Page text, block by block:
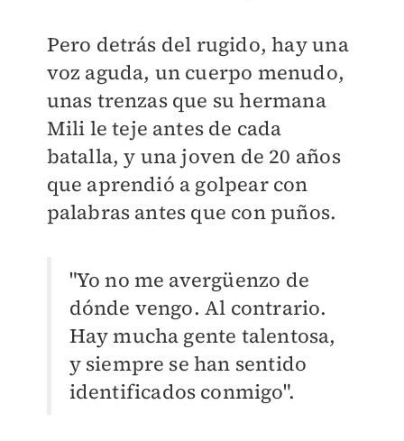
Pero detrás del rugido, hay una
voz aguda, un cuerpo menudo,
unas trenzas que su hermana
Mili le teje antes de cada
batalla, y una joven de 20 años
que aprendió a golpear con
palabras antes que con puños.
"Yo no me avergüenzo de
dónde vengo. Al contrario.
Hay mucha gente talentosa,
y siempre se han sentido
identificados conmigo".